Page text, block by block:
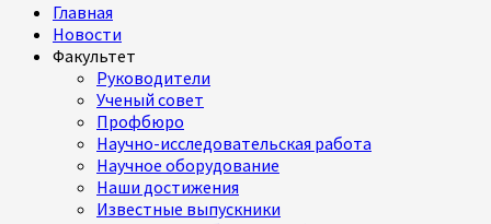
Главная
Новости
Факультет
Руководители
Ученый совет
Профбюро
Научно-исследовательская работа
Научное оборудование
Наши достижения
Известные выпускники